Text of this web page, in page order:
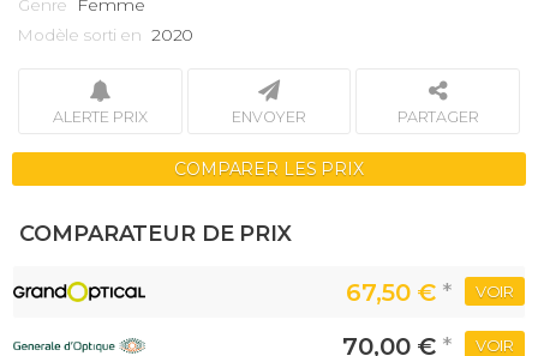
Genre Femme
Modèle sorti en 2020
ALERTE PRIX ENVOYER PARTAGER
COMPARER LES PRIX
COMPARATEUR DE PRIX
67,50 € * VOIR
70,00 € * VOIR